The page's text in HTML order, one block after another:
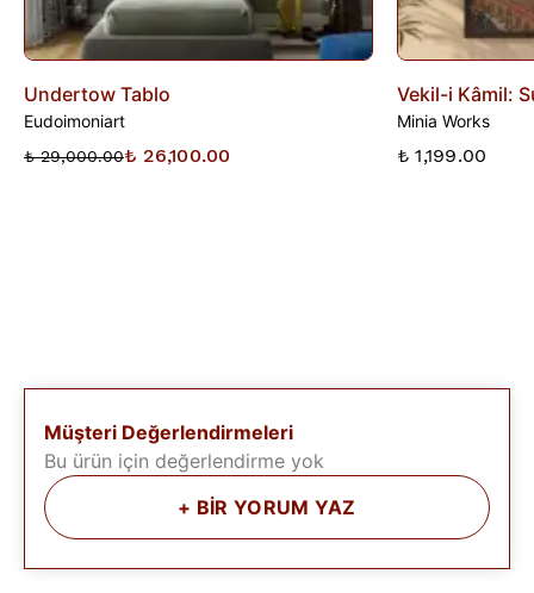
Undertow Tablo
Eudoimoniart
₺ 29,000.00₺ 26,100.00
Vekil-i Kâmil:
Minia Works
₺ 1,199.00
Müşteri Değerlendirmeleri
Bu ürün için değerlendirme yok
+ BİR YORUM YAZ